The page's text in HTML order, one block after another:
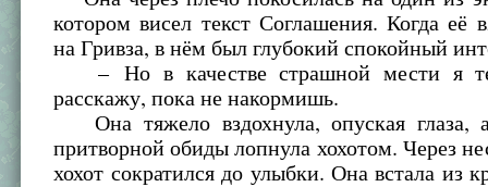
котором висел текст Соглашения. Когда её
на Гривза, в нём был глубокий спокойный
– Но в качестве страшной мести я
расскажу, пока не накормишь.
Она тяжело вздохнула, опуская глаза,
притворной обиды лопнула хохотом. Через
хохот сократился до улыбки. Она встала из